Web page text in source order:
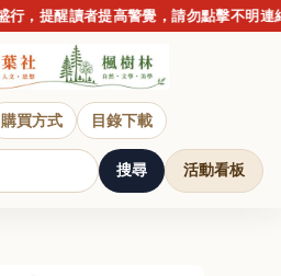
提醒讀者提高警覺，請勿點擊不明連結或
購買方式 目錄下載
搜尋 活動看板